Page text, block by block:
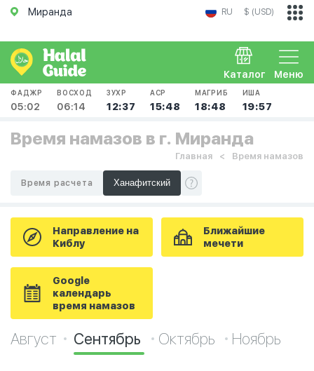
Миранда RU $ (USD)
Меню
Каталог
ФАДЖР
05:02
ВОСХОД
06:14
ЗУХР
12:37
АСР
15:48
МАГРИБ
18:48
ИША
19:57
Время намазов в г. Миранда
Главная Время намазов
Время расчета
Направление на
Киблу
Ближайшие
мечети
Google
календарь
время намазов
Август Сентябрь Октябрь Ноябрь